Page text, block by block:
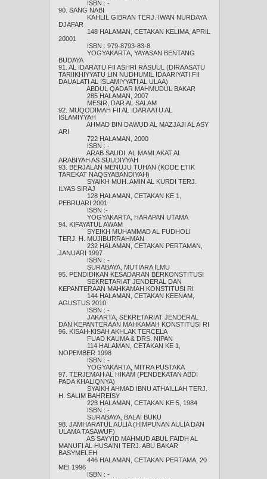
ISBN : -
90. SANG NABI
KAHLIL GIBRAN TERJ. IWAN NURDAYA
DJAFAR
148 HALAMAN, CETAKAN KELIMA, APRIL
20001
ISBN : 979-8793-83-8
YOGYAKARTA, YAYASAN BENTANG
BUDAYA
91. AL IDARATU FII ASHRI RASUUL (DIRAASATU
TARIIKHIYYATU LIN NUDHUMIL IDAARIYATI FII
DAUALATI AL ISLAMIYYATI AL ULAA)
ABDUL QADAR MAHMUDUL BAKAR
285 HALAMAN, 2007
MESIR, DAR AL SALAM
92. MUQODIMAH FII AL IDARAATU AL
ISLAMIYYAH
AHMAD BIN DAWUD AL MAZJAJI AL ASY
ARI
722 HALAMAN, 2000
ISBN : -
ARAB SAUDI, AL MAMLAKAT AL
ARABIYAH AS SUUDIYYAH
93. BERJALAN MENUJU TUHAN (KODE ETIK
TAREKAT NAQSYABANDIYAH)
SYAIKH MUH. AMIN AL KURDI TERJ.
ILYAS SIRAJ
128 HALAMAN, CETAKAN KE 1,
PEBRUARI 2001
ISBN :-
YOGYAKARTA, HARAPAN UTAMA
94. KIFAYATUL AWAM
SYEIKH MUHAMMAD AL FUDHOLI
TERJ. H. MUJIBURRAHMAN
232 HALAMAN, CETAKAN PERTAMAN,
JANUARI 1997
ISBN : -
SURABAYA, MUTIARA ILMU
95. PENDIDIKAN KESADARAN BERKONSTITUSI
SEKRETARIAT JENDERAL DAN
KEPANTERAAN MAHKAMAH KONSTITUSI RI
144 HALAMAN, CETAKAN KEENAM,
AGUSTUS 2010
ISBN : -
JAKARTA, SEKRETARIAT JENDERAL
DAN KEPANTERAAN MAHKAMAH KONSTITUSI RI
96. KISAH-KISAH AKHLAK TERCELA
FUAD KAUMA & DRS. NIPAN
114 HALAMAN, CETAKAN KE 1,
NOPEMBER 1998
ISBN : -
YOGYAKARTA, MITRA PUSTAKA
97. TERJEMAH AL HIKAM (PENDEKATAN ABDI
PADA KHALIQNYA)
SYAIKH AHMAD IBNU ATHAILLAH TERJ.
H. SALIM BAHREISY
223 HALAMAN, CETAKAN KE 5, 1984
ISBN : -
SURABAYA, BALAI BUKU
98. JAMHARATUL AULIA (HIMPUNAN AULIA DAN
ULAMA TASAWUF)
AS SAYYID MAHMUD ABUL FAIDH AL
MANUFI AL HUSAINI TERJ. ABU BAKAR
BASYMELEH
446 HALAMAN, CETAKAN PERTAMA, 20
MEI 1996
ISBN : -